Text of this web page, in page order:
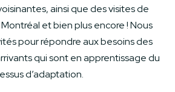
ainsi que des visites de
et bien plus encore ! Nous
pour répondre aux besoins des
qui sont en apprentissage du
d’adaptation.